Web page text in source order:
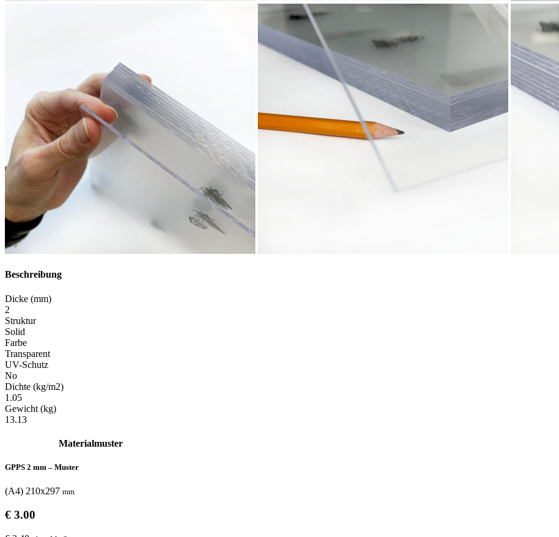
Beschreibung
Dicke (mm)
2
Struktur
Solid
Farbe
Transparent
UV-Schutz
No
Dichte (kg/m2)
1.05
Gewicht (kg)
13.13
Materialmuster
GPPS 2 mm – Muster
(A4) 210x297 mm
€ 3.00